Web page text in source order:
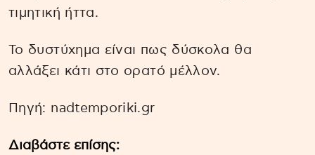
τιμητική ήττα.
Το δυστύχημα είναι πως δύσκολα θα
αλλάξει κάτι στο ορατό μέλλον.
Πηγή: nadtemporiki.gr
Διαβάστε επίσης: